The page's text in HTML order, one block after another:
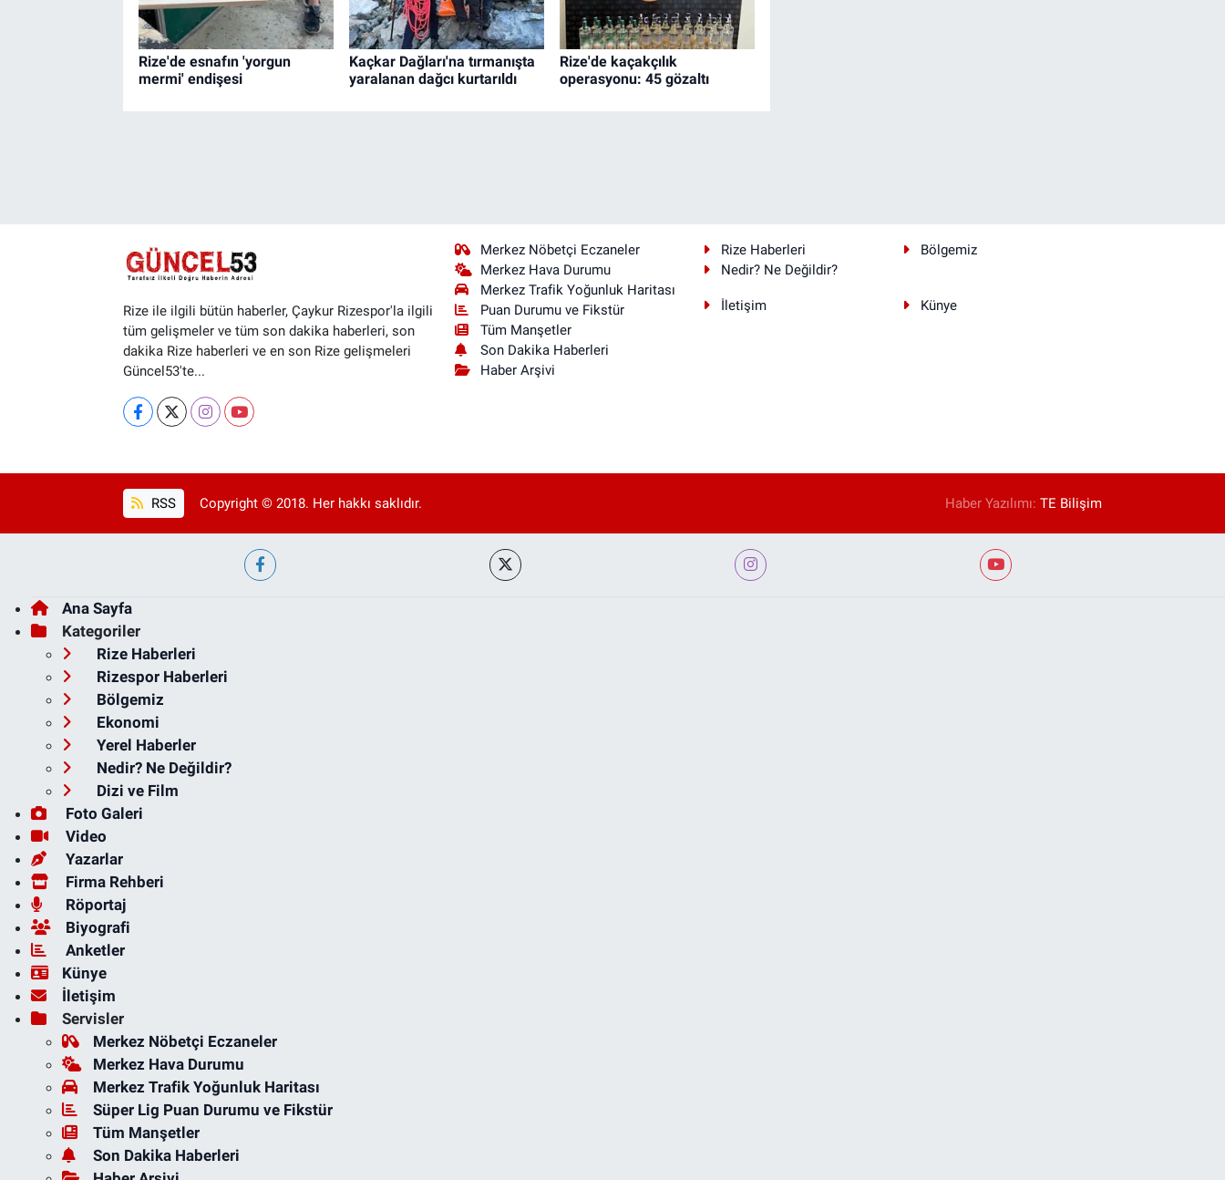
Rize'de esnafın 'yorgun
mermi' endişesi
Kaçkar Dağları'na tırmanışta
yaralanan dağcı kurtarıldı
Rize'de kaçakçılık
operasyonu: 45 gözaltı
Rize ile ilgili bütün haberler, Çaykur Rizespor'la ilgili
tüm gelişmeler ve tüm son dakika haberleri, son
dakika Rize haberleri ve en son Rize gelişmeleri
Güncel53'te...
Merkez Nöbetçi Eczaneler
Merkez Hava Durumu
Merkez Trafik Yoğunluk Haritası
Puan Durumu ve Fikstür
Tüm Manşetler
Son Dakika Haberleri
Haber Arşivi
Rize Haberleri
Bölgemiz
Nedir? Ne Değildir?
İletişim Künye
RSS Copyright © 2018. Her hakkı saklıdır. Haber Yazılımı:TE Bilişim
Ana Sayfa
Kategoriler
Rize Haberleri
Rizespor Haberleri
Bölgemiz
Ekonomi
Yerel Haberler
Nedir? Ne Değildir?
Dizi ve Film
Foto Galeri
Video
Yazarlar
Firma Rehberi
Röportaj
Biyografi
Anketler
Künye
İletişim
Servisler
Merkez Nöbetçi Eczaneler
Merkez Hava Durumu
Merkez Trafik Yoğunluk Haritası
Süper Lig Puan Durumu ve Fikstür
Tüm Manşetler
Son Dakika Haberleri